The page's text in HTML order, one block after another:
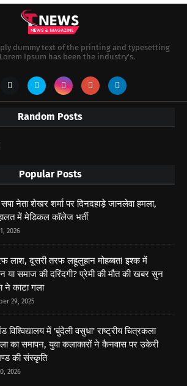
dummy text of the printing and typesetting
Ipsum has been the industry's.
Random Posts
Popular Posts
सपा नेता शेखर शर्मा पर दिनदहाड़े जानलेवा हमला,
में मेडिकल कॉलेज भर्ती
2026
लाश, दूसरी तरफ लहूलुहान मोहब्बत! इश्क में
या समाज की दरिंदगी? प्रेमी की मौत की खबर सुन
ने काटा गला
29, 2025
में 'बुंदेली वसुधा' राष्ट्रीय चित्रकला
का समापन, युवा कलाकारों ने कैनवास पर उकेरी
की संस्कृति
2026